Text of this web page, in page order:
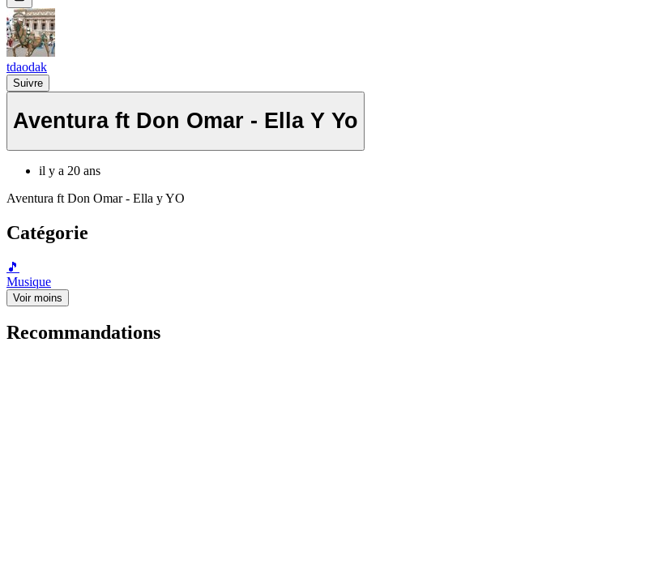
tdaodak
Suivre
Aventura ft Don Omar - Ella Y Yo
il y a 20 ans
Aventura ft Don Omar - Ella y YO
Catégorie
🎵
Musique
Voir moins
Recommandations